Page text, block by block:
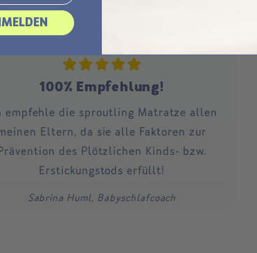
100% Empfehlung!
empfehle die sproutling Matratze allen
Eltern, da sie alle Faktoren zur
des Plötzlichen Kinds- bzw.
Erstickungstods erfüllt!
Sabrina Huml, Babyschlafcoach